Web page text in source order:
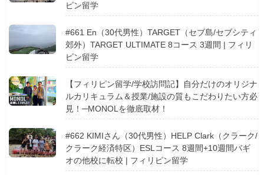
ピン留学
#661 En（30代男性）TARGET（セブ島/セブシティ
郊外）TARGET ULTIMATE 8コース 3週間 | フィリ
ピン留学
【フィリピン留学/学校訪問記】自分だけのオリジナ
ルカリキュラム＆授業/施設の質もこだわりたい方必
見！─MONOLを徹底取材！
#662 KIMIさん（30代男性）HELP Clark（クラーク/
クラーク経済特区）ESLコース 8週間+10週間バギ
オの他校に転校 | フィリピン留学